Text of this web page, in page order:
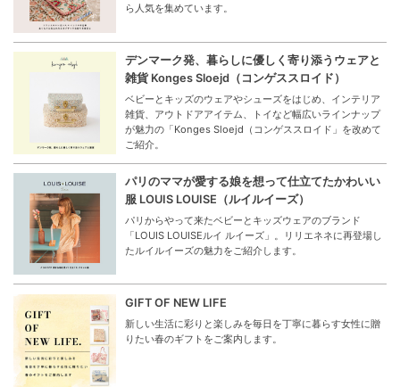
ら人気を集めています。
デンマーク発、暮らしに優しく寄り添うウェアと
雑貨 Konges Sloejd（コンゲススロイド）
ベビーとキッズのウェアやシューズをはじめ、インテリア
雑貨、アウトドアアイテム、トイなど幅広いラインナップ
が魅力の「Konges Sloejd（コンゲススロイド」を改めて
ご紹介。
パリのママが愛する娘を想って仕立てたかわいい
服 LOUIS LOUISE（ルイルイーズ）
パリからやって来たベビーとキッズウェアのブランド
「LOUIS LOUISEルイ ルイーズ」。リリエネネに再登場し
たルイルイーズの魅力をご紹介します。
GIFT OF NEW LIFE
新しい生活に彩りと楽しみを毎日を丁寧に暮らす女性に贈
りたい春のギフトをご案内します。